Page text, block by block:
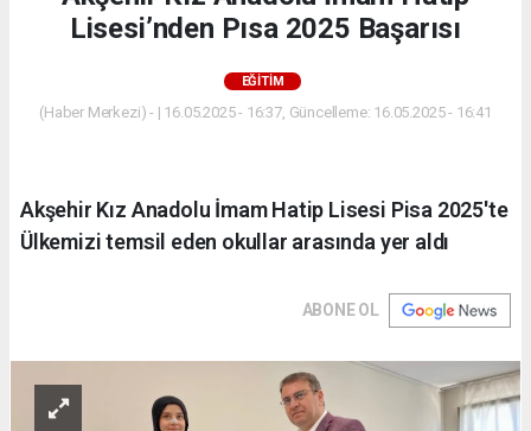
Lisesi’nden Pısa 2025 Başarısı
EĞITIM
(Haber Merkezi) - | 16.05.2025 - 16:37, Güncelleme: 16.05.2025 - 16:41
Akşehir Kız Anadolu İmam Hatip Lisesi Pisa 2025'te
Ülkemizi temsil eden okullar arasında yer aldı
ABONE OL